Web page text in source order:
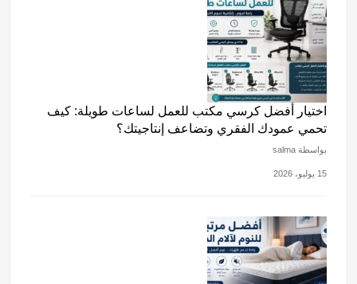
اختيار أفضل كرسي مكتب للعمل لساعات طويلة: كيف
تحمي عمودك الفقري وتضاعف إنتاجيتك؟
بواسطة salma
15 يوليو، 2026